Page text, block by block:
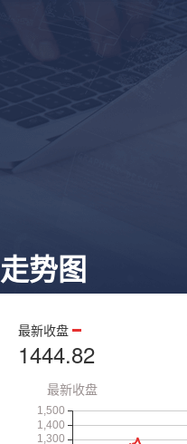
走势图
最新收盘
1444.82